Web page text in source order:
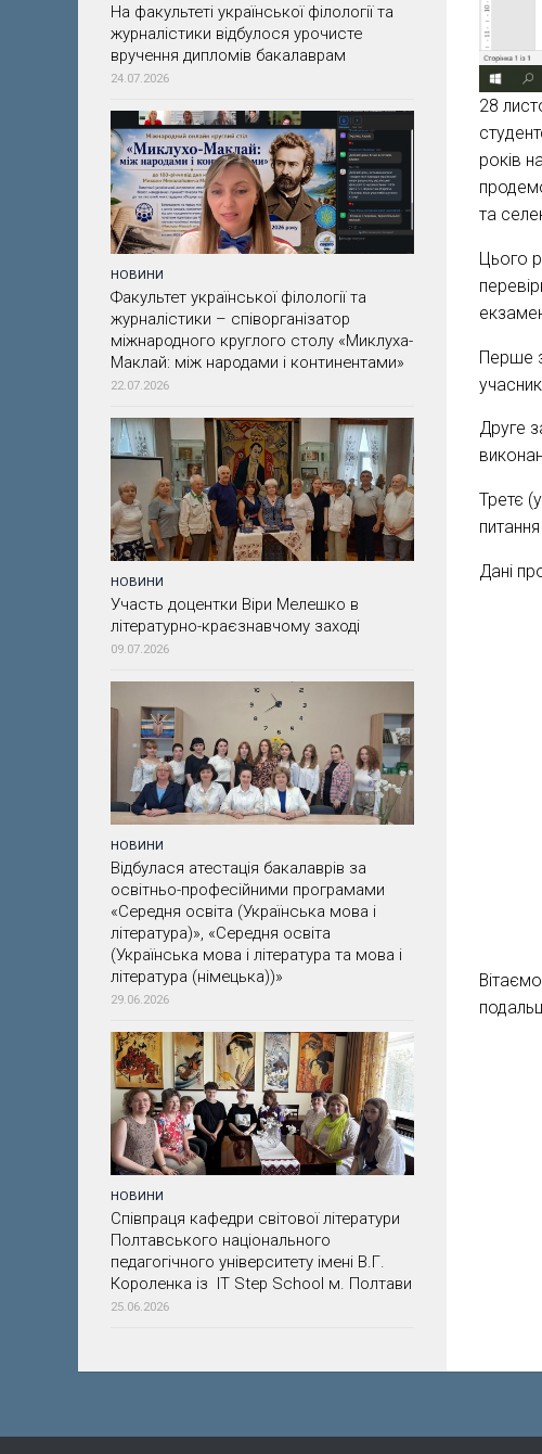
28
років
та
Цього
Перше
Друге
Третє
Дані
На факультеті української філології та
журналістики відбулося урочисте
вручення дипломів бакалаврам
24.07.2026
НОВИНИ
Факультет української філології та
журналістики – співорганізатор
міжнародного круглого столу «Миклуха-
Маклай: між народами і континентами»
22.07.2026
НОВИНИ
Участь доцентки Віри Мелешко в
літературно-краєзнавчому заході
09.07.2026
НОВИНИ
Відбулася атестація бакалаврів за
освітньо-професійними програмами
«Середня освіта (Українська мова і
література)», «Середня освіта
(Українська мова і література та мова і
література (німецька))»
29.06.2026
НОВИНИ
Співпраця кафедри світової літератури
Полтавського національного
педагогічного університету імені В.Г.
Короленка із IT Step School м. Полтави
25.06.2026